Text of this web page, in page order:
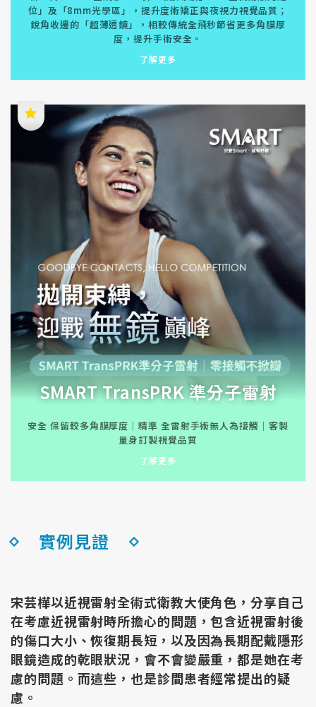
位」及「8mm光學區」，提升度術矯正與夜視力視覺品質；
銳角收邊的「超薄透鏡」，相較傳統全飛秒節省更多角膜厚
度，提升手術安全。
了解更多
SMART TransPRK 準分子雷射
安全 保留較多角膜厚度｜精準 全雷射手術無人為接觸｜客製
量身訂製視覺品質
了解更多
實例見證
宋芸樺以近視雷射全術式衛教大使角色，分享自己
在考慮近視雷射時所擔心的問題，包含近視雷射後
的傷口大小、恢復期長短，以及因為長期配戴隱形
眼鏡造成的乾眼狀況，會不會變嚴重，都是她在考
慮的問題。而這些，也是診間患者經常提出的疑
慮。